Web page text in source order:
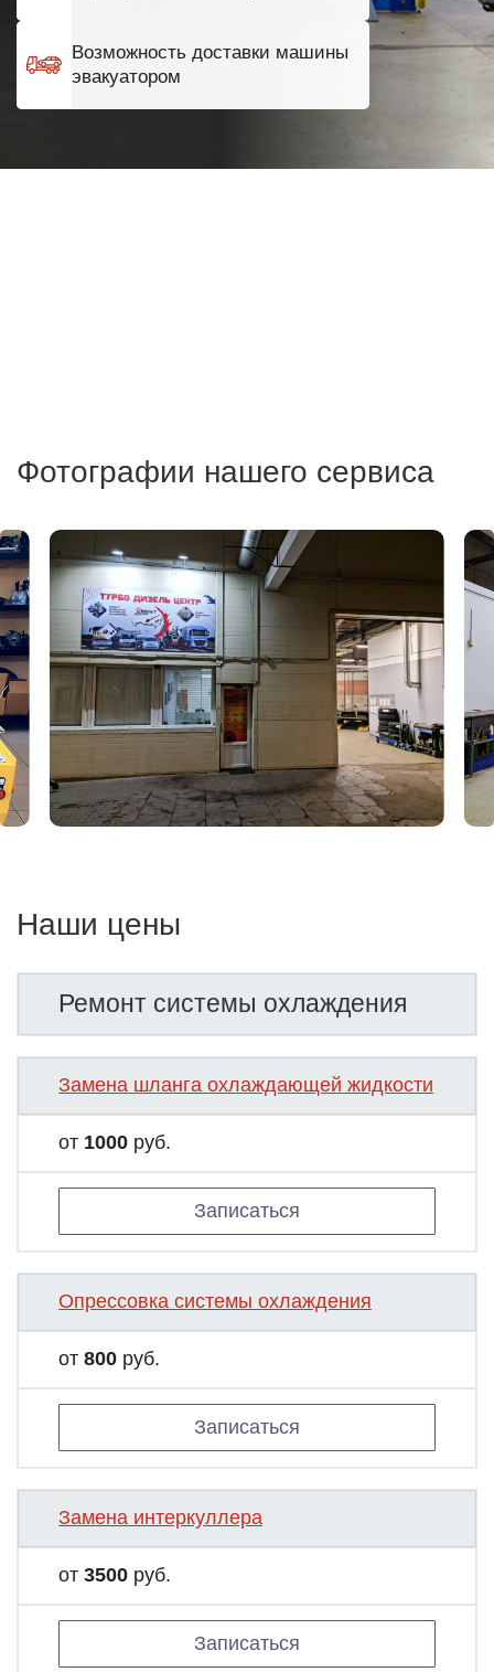
Возможность доставки машины
эвакуатором
Фотографии нашего сервиса
Наши цены
Ремонт системы охлаждения
Замена шланга охлаждающей жидкости
от 1000 руб.
Записаться
Опрессовка системы охлаждения
от 800 руб.
Записаться
Замена интеркуллера
от 3500 руб.
Записаться